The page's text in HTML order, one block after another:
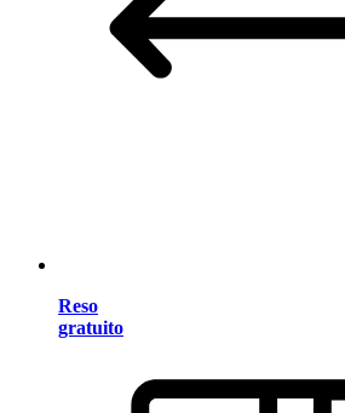
Reso
gratuito